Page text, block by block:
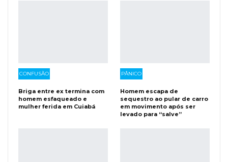
CONFUSÃO
Briga entre ex termina com
homem esfaqueado e
mulher ferida em Cuiabá
PÂNICO
Homem escapa de
sequestro ao pular de carro
em movimento após ser
levado para “salve”